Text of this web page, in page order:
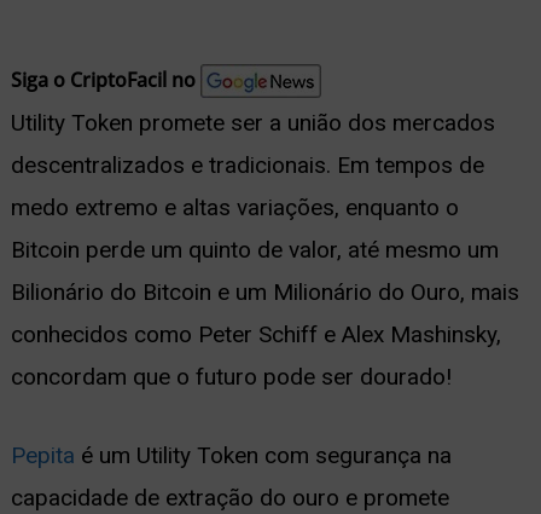
Siga o CriptoFacil no
Utility Token promete ser a união dos mercados
descentralizados e tradicionais. Em tempos de
medo extremo e altas variações, enquanto o
Bitcoin perde um quinto de valor, até mesmo um
Bilionário do Bitcoin e um Milionário do Ouro, mais
conhecidos como Peter Schiff e Alex Mashinsky,
concordam que o futuro pode ser dourado!
Pepita é um Utility Token com segurança na
capacidade de extração do ouro e promete